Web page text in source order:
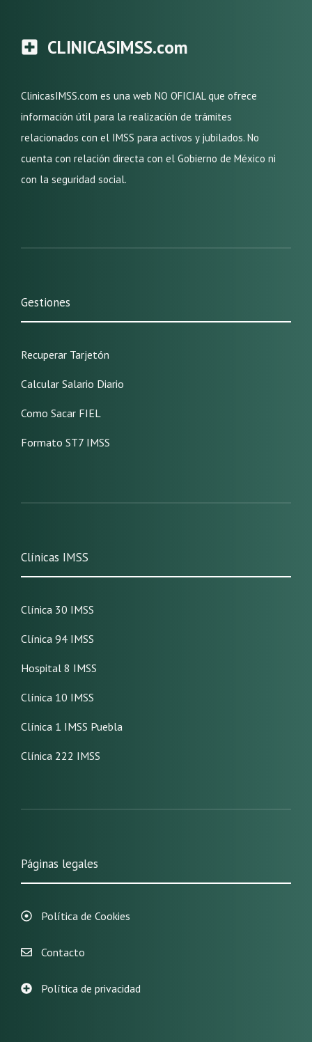
CLINICASIMSS.com
ClinicasIMSS.com es una web NO OFICIAL que ofrece
información útil para la realización de trámites
relacionados con el IMSS para activos y jubilados. No
cuenta con relación directa con el Gobierno de México ni
con la seguridad social.
Gestiones
Recuperar Tarjetón
Calcular Salario Diario
Como Sacar FIEL
Formato ST7 IMSS
Clínicas IMSS
Clínica 30 IMSS
Clínica 94 IMSS
Hospital 8 IMSS
Clínica 10 IMSS
Clínica 1 IMSS Puebla
Clínica 222 IMSS
Páginas legales
Política de Cookies
Contacto
Política de privacidad